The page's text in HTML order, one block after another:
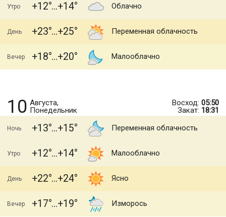
Утро +12 +14 Облачно
День +23 +25 Переменная облачность
Вечер +18 +20 Малооблачно
10 Августа,
Понедельник
Восход: 05:50
Закат: 18:31
Ночь +13 +15 Переменная облачность
Утро +12 +14 Малооблачно
День +22 +24 Ясно
Вечер +17 +19 Изморось